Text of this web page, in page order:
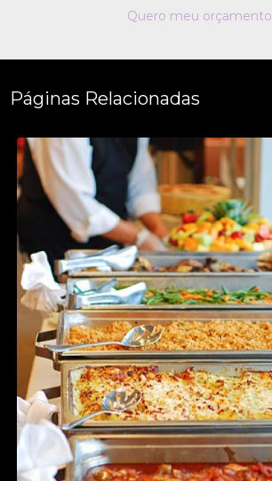
Quero meu orçamento
Páginas Relacionadas